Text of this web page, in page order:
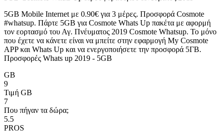
5GB Mobile Internet με 0.90€ για 3 μέρες. Προσφορά Cosmote
#whatsup. Πάρτε 5GB για Cosmote Whats Up πακέτα με αφορμή
τον εορτασμό του Αγ. Πνέυματος 2019 Cosmote Whatsup. Το μόνο
που έχετε να κάνετε είναι να μπείτε στην εφαρμογή My Cosmote
APP και Whats Up και να ενεργοποιήσετε την προσφορά 5ΓΒ.
Προσφορές Whats up 2019 - 5GB
GB
9
Τιμή GB
7
Που πήγαν τα δώρα;
5.5
PROS